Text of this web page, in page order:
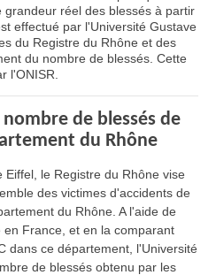
grandeur réel des blessés à partir
effectué par l'Université Gustave
du Registre du Rhône et des
du nombre de blessés. Cette
l'ONISR.
de blessés de
du Rhône
le Registre du Rhône vise
des victimes d'accidents de
du Rhône. A l'aide de
France, et en la comparant
dans ce département, l'Université
de blessés obtenu par les